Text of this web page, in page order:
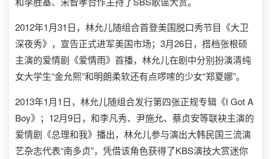
2012年1月31日，林允儿随组合首登美国脱口秀节目《大卫
深夜秀》，宣告正式进军美国市场；3月26日，搭档张根硕
主演的爱情剧《爱情雨》首播，林允儿在剧中分别扮演清纯
女大学生“金允熙”和明朗柔软还有点啰嗦的少女“郑夏娜”。
2013年1月1日，林允儿随组合发行第四张正规专辑《I Got A
Boy》；12月9日，和李凡秀、尹施允、蔡贞安等联袂主演的
爱情剧《总理和我》播出，林允儿参与演出大韩民国三流演
艺杂志代表“南多贞”，凭借该角色获得了KBS演技大赏迷你